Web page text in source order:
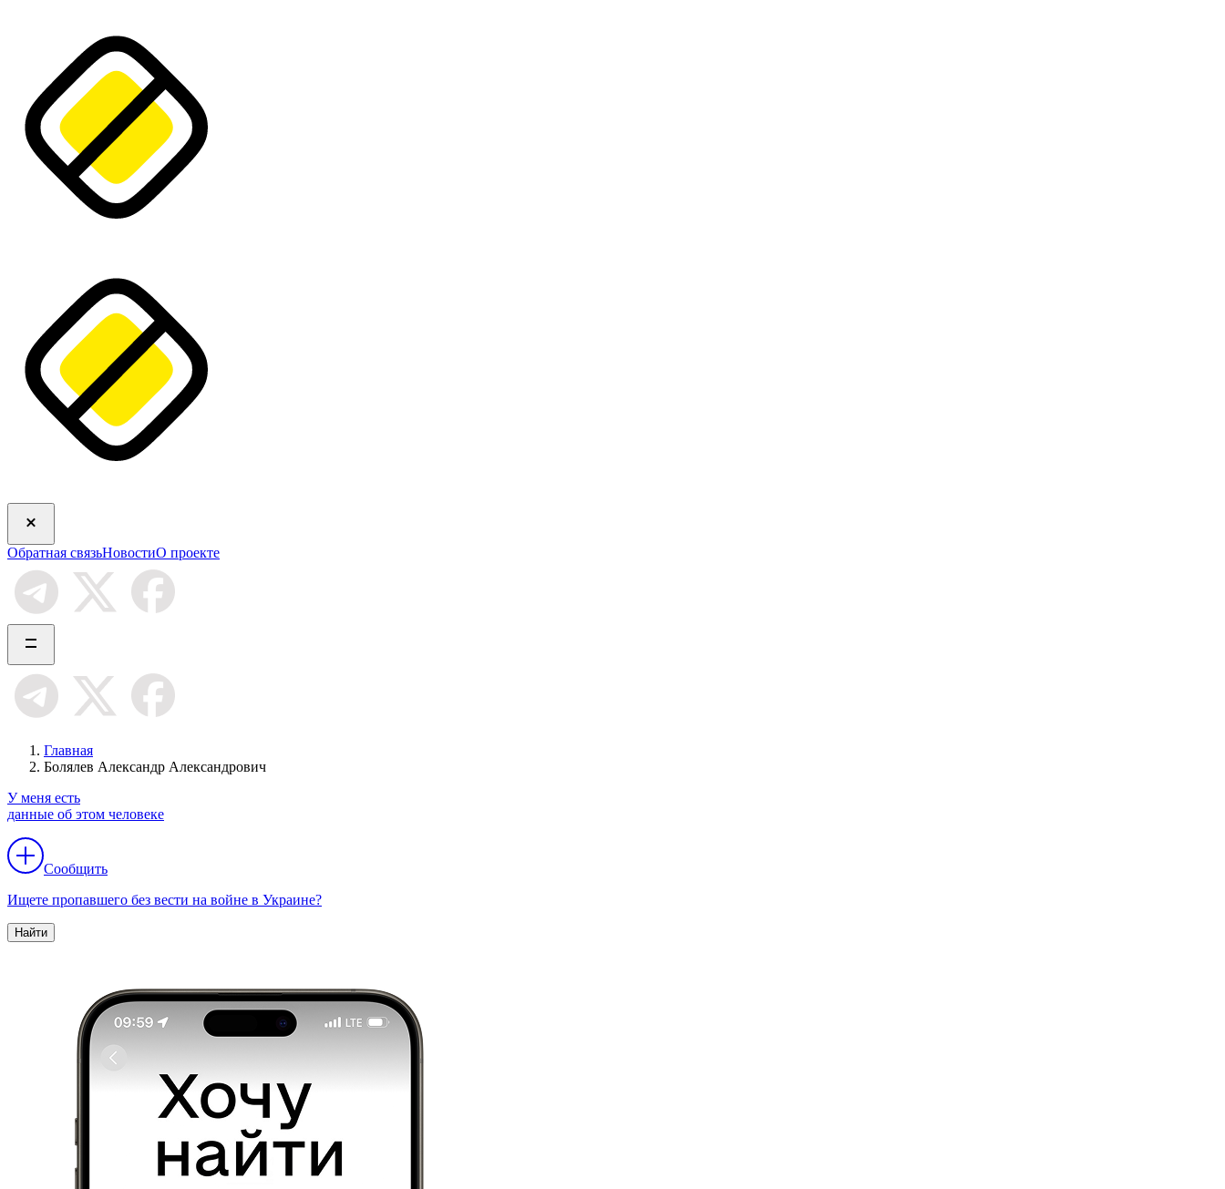
Обратная связьНовостиО проекте
Главная
Болялев Александр Александрович
У меня есть
данные об этом человеке
Сообщить
Ищете пропавшего без вести на войне в Украине?
Найти